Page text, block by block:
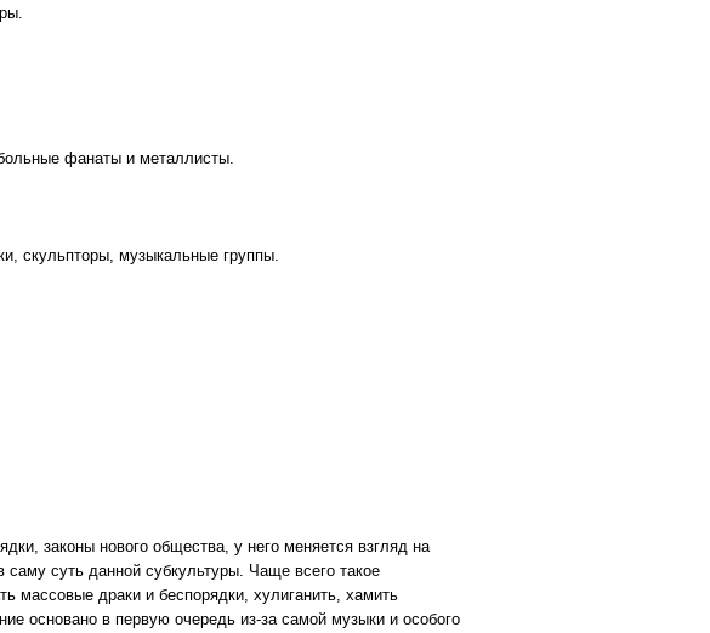
фанаты и металлисты.
скульпторы, музыкальные группы.
законы нового общества, у него меняется взгляд на
саму суть данной субкультуры. Чаще всего такое
массовые драки и беспорядки, хулиганить, хамить
основано в первую очередь из-за самой музыки и особого